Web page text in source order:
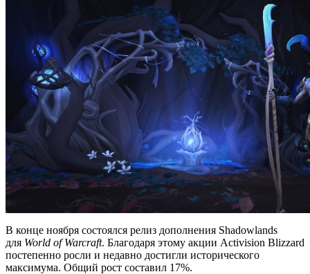
В конце ноября состоялся релиз дополнения Shadowlands
для World of Warcraft. Благодаря этому акции Activision Blizzard
постепенно росли и недавно достигли исторического
максимума. Общий рост составил 17%.